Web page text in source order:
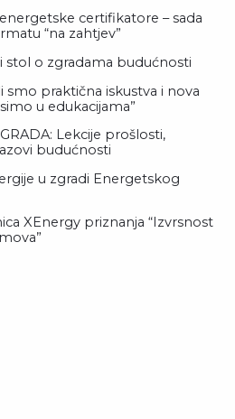
certifikatore – sada
“na zahtjev”
stol o zgradama budućnosti
praktična iskustva i nova
u edukacijama”
Lekcije prošlosti,
budućnosti
u zgradi Energetskog
XEnergy priznanja “Izvrsnost